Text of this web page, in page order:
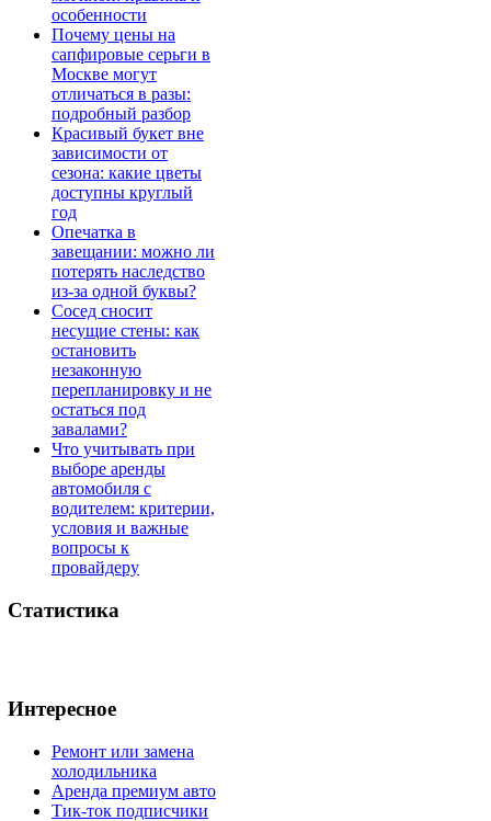
особенности
Почему цены на
сапфировые серьги в
Москве могут
отличаться в разы:
подробный разбор
Красивый букет вне
зависимости от
сезона: какие цветы
доступны круглый
год
Опечатка в
завещании: можно ли
потерять наследство
из-за одной буквы?
Сосед сносит
несущие стены: как
остановить
незаконную
перепланировку и не
остаться под
завалами?
Что учитывать при
выборе аренды
автомобиля с
водителем: критерии,
условия и важные
вопросы к
провайдеру
Статистика
Интересное
Ремонт или замена
холодильника
Аренда премиум авто
Тик-ток подписчики